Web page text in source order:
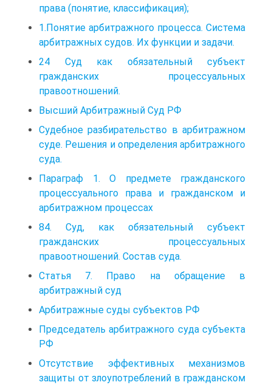
права (понятие, классификация);
1.Понятие арбитражного процесса. Система
арбитражных судов. Их функции и задачи.
24 Суд как обязательный субъект
гражданских процессуальных
правоотношений.
Высший Арбитражный Суд РФ
Судебное разбирательство в арбитражном
суде. Решения и определения арбитражного
суда.
Параграф 1. О предмете гражданского
процессуального права и гражданском и
арбитражном процессах
84. Суд, как обязательный субъект
гражданских процессуальных
правоотношений. Состав суда.
Статья 7. Право на обращение в
арбитражный суд
Арбитражные суды субъектов РФ
Председатель арбитражного суда субъекта
РФ
Отсутствие эффективных механизмов
защиты от злоупотреблений в гражданском